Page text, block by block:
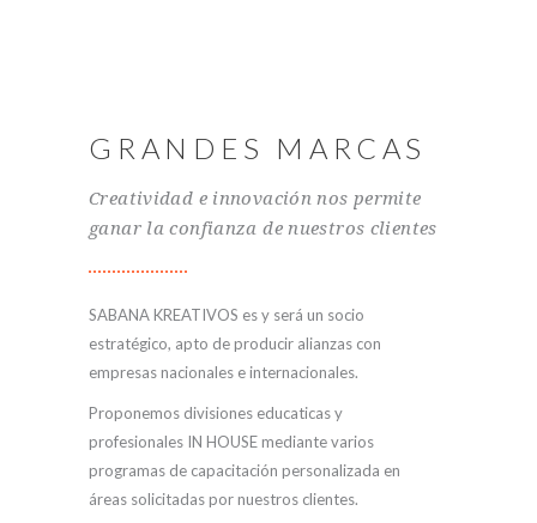
GRANDES MARCAS
Creatividad e innovación nos permite
ganar la confianza de nuestros clientes
SABANA KREATIVOS es y será un socio
estratégico, apto de producir alianzas con
empresas nacionales e internacionales.
Proponemos divisiones educaticas y
profesionales IN HOUSE mediante varios
programas de capacitación personalizada en
áreas solicitadas por nuestros clientes.